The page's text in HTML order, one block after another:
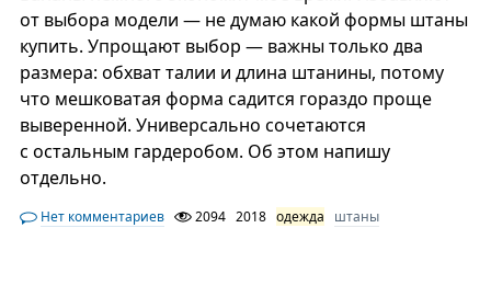
от выбора модели — не думаю какой формы штаны
купить. Упрощают выбор — важны только два
размера: обхват талии и длина штанины, потому
что мешковатая форма садится гораздо проще
выверенной. Универсально сочетаются
с остальным гардеробом. Об этом напишу
отдельно.
Нет комментариев 2094 2018 одежда штаны